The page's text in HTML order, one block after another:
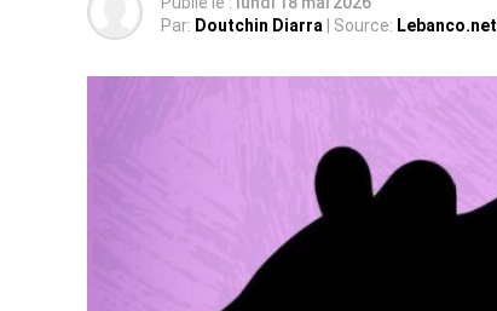
Par: Doutchin Diarra | Source: Lebanco.net